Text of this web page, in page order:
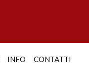
INFO CONTATTI